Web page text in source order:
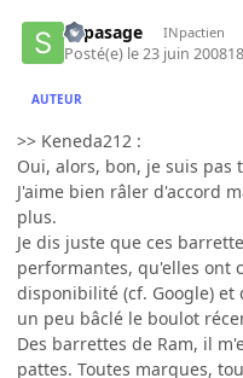
supasage INpactien
Posté(e) le 23 juin 2008
AUTEUR
>> Keneda212 :
Oui, alors, bon, je suis
J'aime bien râler d'accord
plus.
Je dis juste que ces
performantes, qu'elles ont
disponibilité (cf. Google) et
un peu bâclé le boulot
Des barrettes de Ram, il
pattes. Toutes marques,